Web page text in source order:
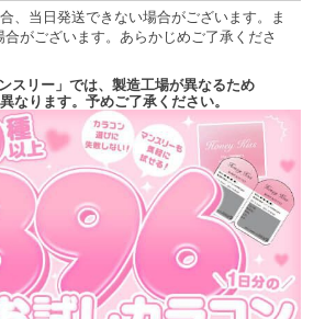
、当日発送できない場合がございます。ま
がございます。あらかじめご了承くださ
スリー」では、製造工場が異なるため
なります。予めご了承ください。